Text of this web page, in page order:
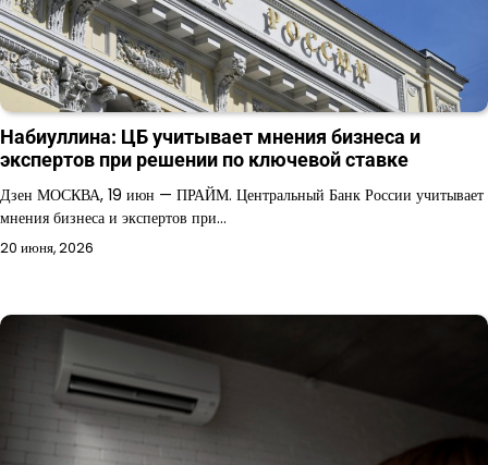
Набиуллина: ЦБ учитывает мнения бизнеса и
экспертов при решении по ключевой ставке
Дзен МОСКВА, 19 июн — ПРАЙМ. Центральный Банк России учитывает
мнения бизнеса и экспертов при…
20 июня, 2026